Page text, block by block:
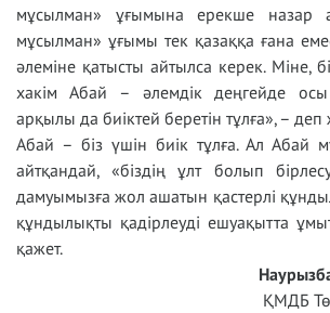
мұсылман» ұғымына ерекше назар
мұсылман» ұғымы тек қазаққа ғана
әлеміне қатысты айтылса керек. Міне,
хакім Абай – әлемдік деңгейде
арқылы да биіктей беретін тұлға», –
Абай – біз үшін биік тұлға. Ал Абай
айтқандай, «біздің ұлт болып
дамуымызға жол ашатын қастерлі
құндылықты қадірлеуді ешуақытта
қажет.
ҚМДБ